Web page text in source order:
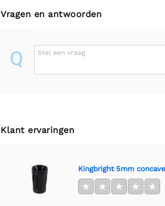
Vragen en antwoorden
Q Stel een vraag
Klant ervaringen
Kingbright 5mm
★ ★ ★ ★ ★